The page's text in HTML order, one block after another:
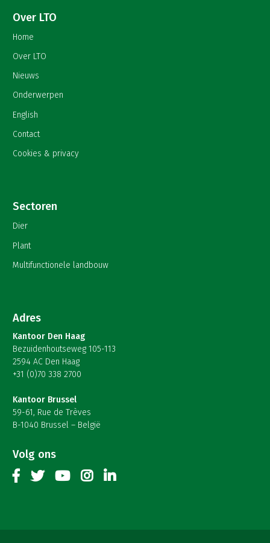
Over LTO
Home
Over LTO
Nieuws
Onderwerpen
English
Contact
Cookies & privacy
Sectoren
Dier
Plant
Multifunctionele landbouw
Adres
Kantoor Den Haag
Bezuidenhoutseweg 105-113
2594 AC Den Haag
+31 (0)70 338 2700
Kantoor Brussel
59-61, Rue de Trèves
B-1040 Brussel – België
Volg ons